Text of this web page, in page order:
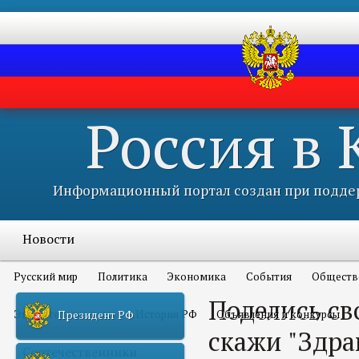
Россия в
Информационный портал создан при
Новости
Русский мир Политика Экономика События
Это интересно всем История РФ Объявления и конкурсы
Соотечественники
Президент РФ
Поделись
скажи